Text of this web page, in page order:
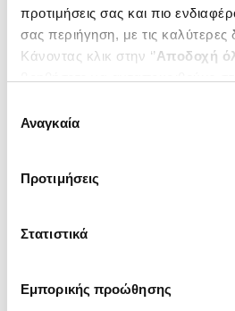
προτιμήσεις σας και πιο
σας περιήγηση, με τις καλύτερες
Κάνοντας κλικ στην ‘’Αποδοχή
ενδιαφέρουν και να επιλέξετε
΄΄και να
συγκατάθεσης
Αναγκαία
Προτιμήσεις
Στατιστικά
Εμπορικής προώθησης